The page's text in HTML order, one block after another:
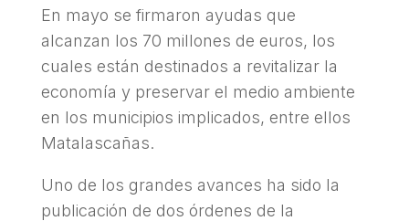
En mayo se firmaron ayudas que
alcanzan los 70 millones de euros, los
cuales están destinados a revitalizar la
economía y preservar el medio ambiente
en los municipios implicados, entre ellos
Matalascañas.
Uno de los grandes avances ha sido la
publicación de dos órdenes de la